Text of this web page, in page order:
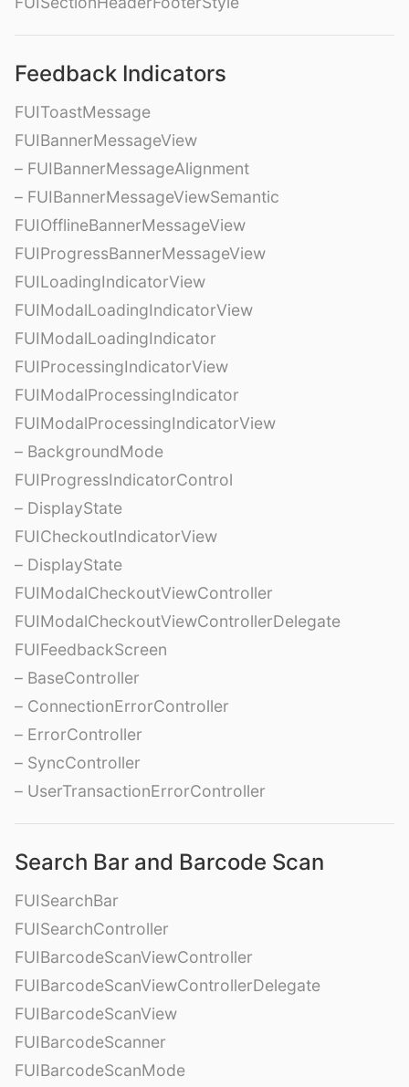
Feedback Indicators
FUIToastMessage
FUIBannerMessageView
– FUIBannerMessageAlignment
– FUIBannerMessageViewSemantic
FUIOfflineBannerMessageView
FUIProgressBannerMessageView
FUILoadingIndicatorView
FUIModalLoadingIndicatorView
FUIModalLoadingIndicator
FUIProcessingIndicatorView
FUIModalProcessingIndicator
FUIModalProcessingIndicatorView
– BackgroundMode
FUIProgressIndicatorControl
– DisplayState
FUICheckoutIndicatorView
– DisplayState
FUIModalCheckoutViewController
FUIModalCheckoutViewControllerDelegate
FUIFeedbackScreen
– BaseController
– ConnectionErrorController
– ErrorController
– SyncController
– UserTransactionErrorController
Search Bar and Barcode Scan
FUISearchBar
FUISearchController
FUIBarcodeScanViewController
FUIBarcodeScanViewControllerDelegate
FUIBarcodeScanView
FUIBarcodeScanner
FUIBarcodeScanMode